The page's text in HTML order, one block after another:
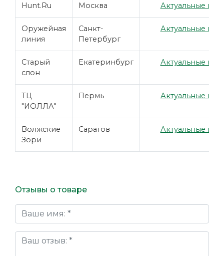
Hunt.Ru Москва Актуальные
Оружейная
линия
Санкт-
Петербург
Актуальные
Старый
слон
Екатеринбург Актуальные
ТЦ
"ИОЛЛА"
Пермь Актуальные
Волжские
Зори
Саратов Актуальные
Отзывы о товаре